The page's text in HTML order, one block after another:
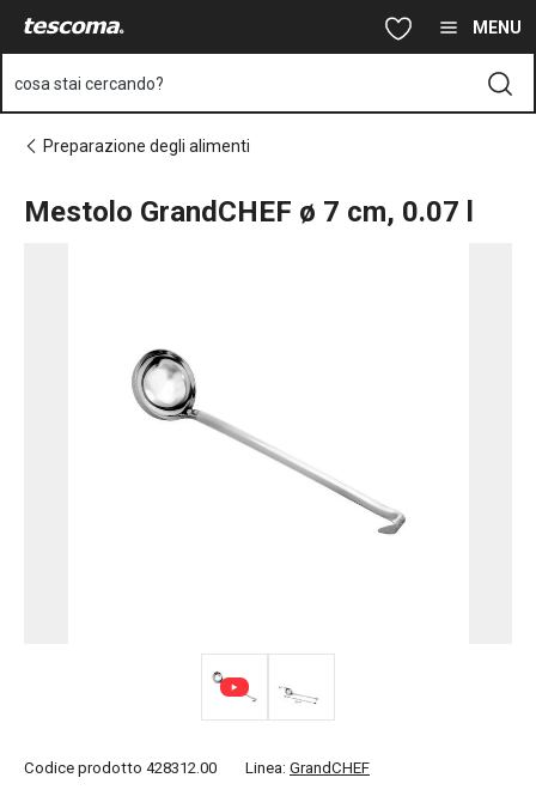
Vai al contenuto principale MENU
cosa stai cercando?
Preparazione degli alimenti
Mestolo GrandCHEF ø 7 cm, 0.07 l
Codice prodotto 428312.00 Linea: GrandCHEF